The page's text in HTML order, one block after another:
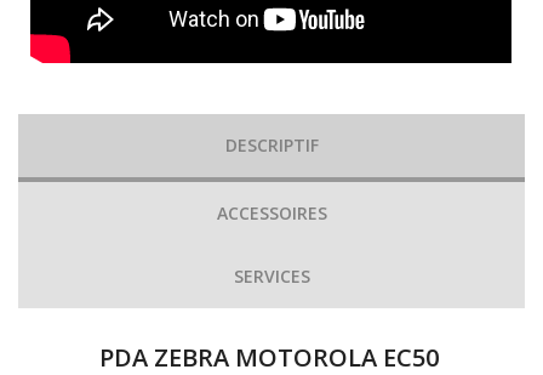
DESCRIPTIF
ACCESSOIRES
SERVICES
PDA ZEBRA MOTOROLA EC50